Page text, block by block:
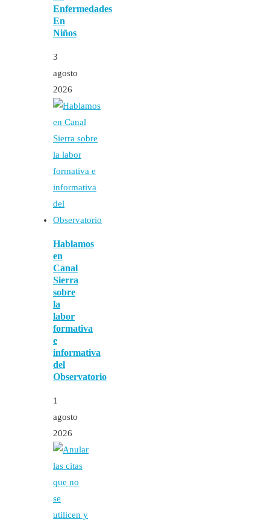
Enfermedades
En
Niños
3
agosto
2026
Hablamos
en
Canal
Sierra
sobre
la
labor
formativa
e
informativa
del
Observatorio
1
agosto
2026